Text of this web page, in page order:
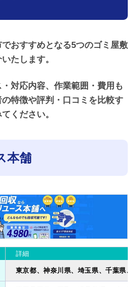
おすすめとなる5つのゴミ屋敷
たします。
対応内容、作業範囲・費用も
特徴や評判・口コミを比較す
ください。
本舗
詳細
東京都、神奈川県、埼玉県、千葉県、